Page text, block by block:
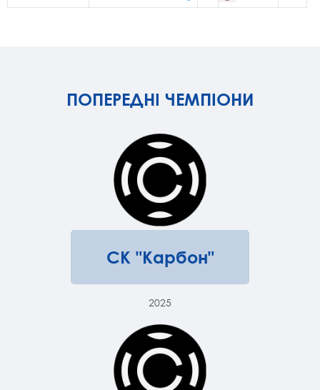
ПОПЕРЕДНІ ЧЕМПІОНИ
СК "Карбон"
2025